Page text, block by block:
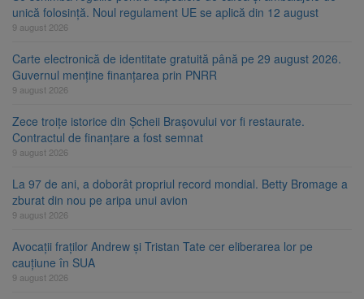
unică folosință. Noul regulament UE se aplică din 12 august
9 august 2026
Carte electronică de identitate gratuită până pe 29 august 2026.
Guvernul menține finanțarea prin PNRR
9 august 2026
Zece troițe istorice din Șcheii Brașovului vor fi restaurate.
Contractul de finanțare a fost semnat
9 august 2026
La 97 de ani, a doborât propriul record mondial. Betty Bromage a
zburat din nou pe aripa unui avion
9 august 2026
Avocații fraților Andrew și Tristan Tate cer eliberarea lor pe
cauțiune în SUA
9 august 2026